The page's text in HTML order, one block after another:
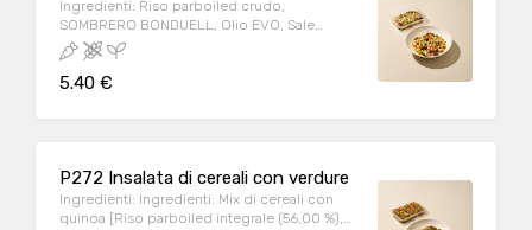
Ingredienti: Riso parboiled crudo,
SOMBRERO BONDUELL, Olio EVO, Sale
iodato, Aromi. Può contenere: Crostacei,
Frutta a guscio, Arachidi, Cereali contenenti
glutine (kamut, orzo, segala, avena, farro,
Sedano, Sesamo, Soia, Uova. Allergeni:
5.40 €
P272 Insalata di cereali con verdure
Ingredienti: Ingredienti: Mix di cereali con
quinoa [Riso parboiled integrale (56,00 %),